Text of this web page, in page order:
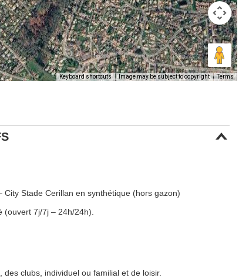
Keyboard shortcuts Image may be subject to copyright Terms
City Stade Cerillan en synthétique (hors gazon)
(ouvert 7j/7j – 24h/24h).
clubs, individuel ou familial et de loisir.